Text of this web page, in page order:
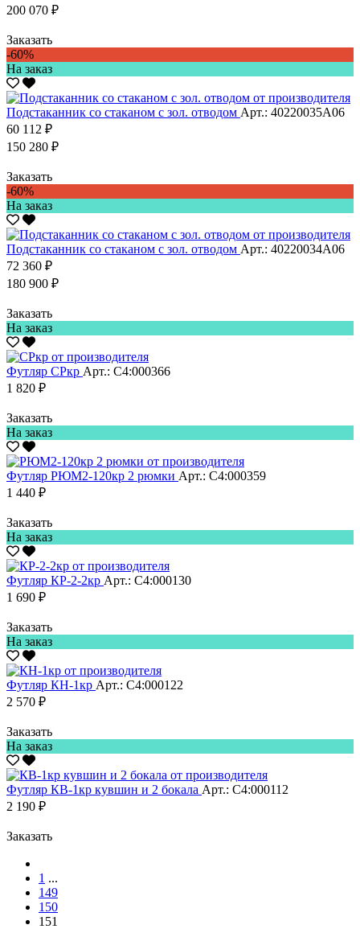
200 070 ₽
Заказать
-60%
На заказ
Подстаканник со стаканом с зол. отводом Арт.: 40220035А06
60 112 ₽
150 280 ₽
Заказать
-60%
На заказ
Подстаканник со стаканом с зол. отводом Арт.: 40220034А06
72 360 ₽
180 900 ₽
Заказать
На заказ
Футляр СРкр Арт.: С4:000366
1 820 ₽
Заказать
На заказ
Футляр РЮМ2-120кр 2 рюмки Арт.: С4:000359
1 440 ₽
Заказать
На заказ
Футляр КР-2-2кр Арт.: С4:000130
1 690 ₽
Заказать
На заказ
Футляр КН-1кр Арт.: С4:000122
2 570 ₽
Заказать
На заказ
Футляр КВ-1кр кувшин и 2 бокала Арт.: С4:000112
2 190 ₽
Заказать
1 ...
149
150
151